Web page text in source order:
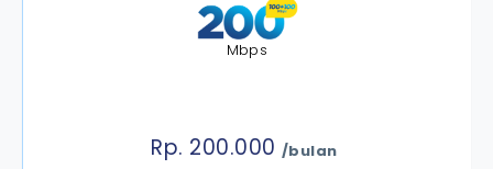
Mbps
Rp. 200.000 /bulan